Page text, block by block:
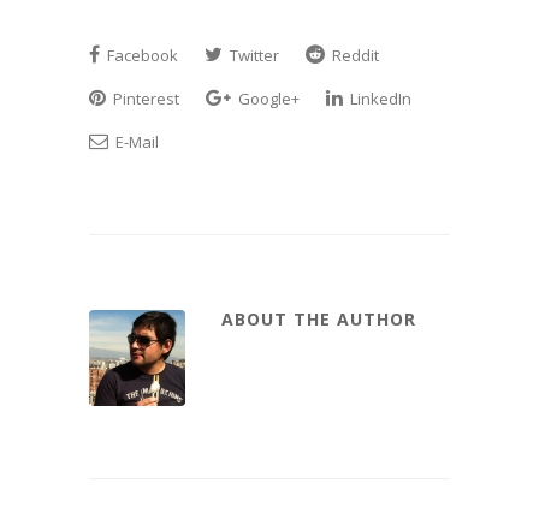
Facebook Twitter
Reddit
Pinterest
Google+
LinkedIn
E-Mail
ABOUT THE AUTHOR